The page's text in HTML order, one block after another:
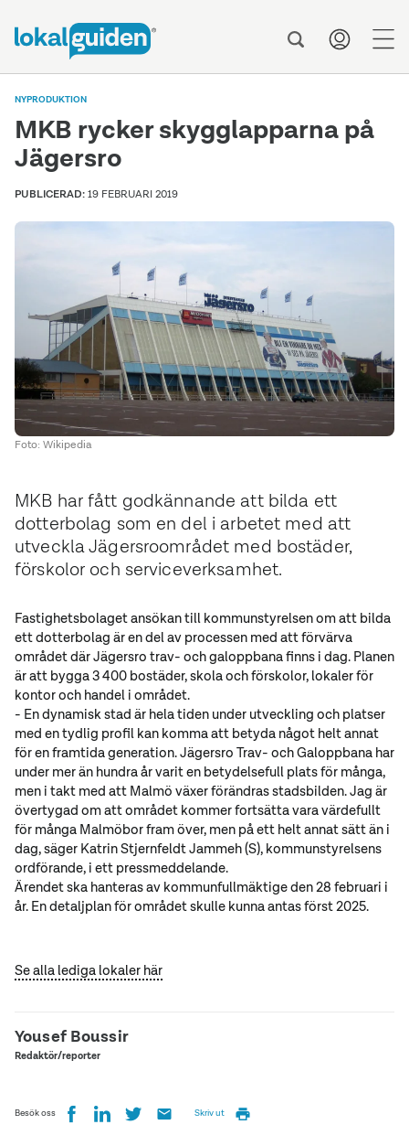
NYPRODUKTION
MKB rycker skygglapparna på
Jägersro
PUBLICERAD:19 FEBRUARI 2019
MKB har fått godkännande att bilda ett
dotterbolag som en del i arbetet med att
utveckla Jägersroområdet med bostäder,
förskolor och serviceverksamhet.
Foto: Wikipedia
Fastighetsbolaget ansökan till kommunstyrelsen om att bilda
ett dotterbolag är en del av processen med att förvärva
området där Jägersro trav- och galoppbana finns i dag. Planen
är att bygga 3 400 bostäder, skola och förskolor, lokaler för
kontor och handel i området.
- En dynamisk stad är hela tiden under utveckling och platser
med en tydlig profil kan komma att betyda något helt annat
för en framtida generation. Jägersro Trav- och Galoppbana har
under mer än hundra år varit en betydelsefull plats för många,
men i takt med att Malmö växer förändras stadsbilden. Jag är
övertygad om att området kommer fortsätta vara värdefullt
för många Malmöbor fram över, men på ett helt annat sätt än i
dag, säger Katrin Stjernfeldt Jammeh (S), kommunstyrelsens
ordförande, i ett pressmeddelande.
Ärendet ska hanteras av kommunfullmäktige den 28 februari i
år. En detaljplan för området skulle kunna antas först 2025.
Se alla lediga lokaler här
Yousef Boussir
Redaktör/reporter
Besök oss Skriv ut